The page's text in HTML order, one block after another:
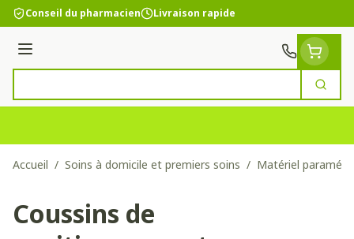
Aller au contenu
Conseil du pharmacien Livraison rapide
Menu
Accueil / Soins à domicile et premiers soins / Matériel
Coussins de